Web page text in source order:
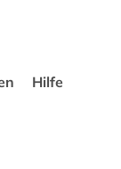
Hilfe